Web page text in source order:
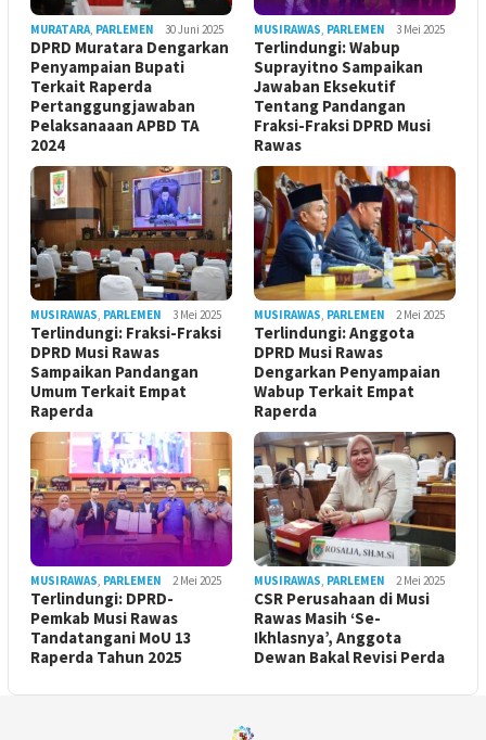
MURATARA PARLEMEN 30 Juni 2025
DPRD Muratara Dengarkan
Penyampaian Bupati
Terkait Raperda
Pertanggungjawaban
Pelaksanaaan APBD TA
2024
MUSIRAWAS PARLEMEN 3 Mei 2025
Terlindungi: Wabup
Suprayitno Sampaikan
Jawaban Eksekutif
Tentang Pandangan
Fraksi-Fraksi DPRD Musi
Rawas
MUSIRAWAS PARLEMEN 3 Mei 2025
Terlindungi: Fraksi-Fraksi
DPRD Musi Rawas
Sampaikan Pandangan
Umum Terkait Empat
Raperda
MUSIRAWAS PARLEMEN 2 Mei 2025
Terlindungi: Anggota
DPRD Musi Rawas
Dengarkan Penyampaian
Wabup Terkait Empat
Raperda
MUSIRAWAS PARLEMEN 2 Mei 2025
Terlindungi: DPRD-
Pemkab Musi Rawas
Tandatangani MoU 13
Raperda Tahun 2025
MUSIRAWAS PARLEMEN 2 Mei 2025
CSR Perusahaan di Musi
Rawas Masih ‘Se-
Ikhlasnya’, Anggota
Dewan Bakal Revisi Perda ‎